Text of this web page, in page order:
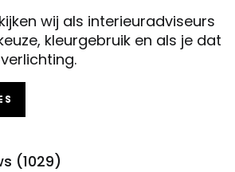
wij als interieuradviseurs
kleurgebruik en als je dat
(1029)